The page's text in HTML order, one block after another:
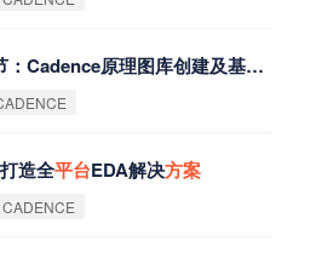
Cadence原理图库创建及基础元
造全平台EDA解决方案
CADENCE